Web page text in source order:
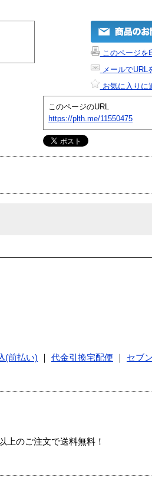
このページを
メールでURL
お気に入りに
このページのURL
https://plth.me/11550475
(前払い) 代金引換宅配便
セブ
上のご注文で送料無料！